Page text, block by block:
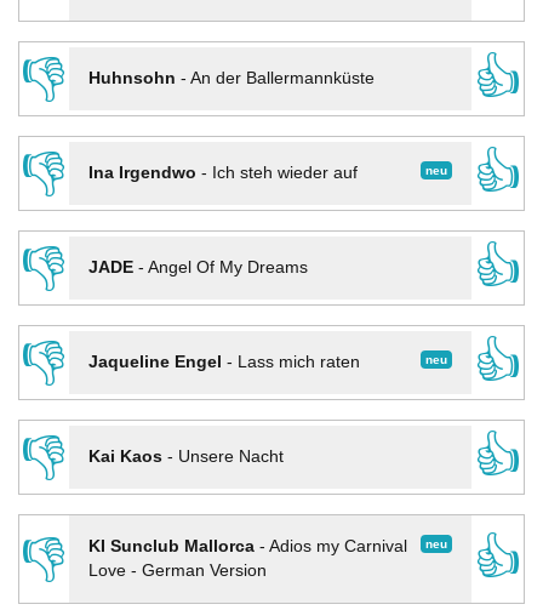
👎
Huhnsohn - An der Ballermannküste
👍
👎
neu
Ina Irgendwo - Ich steh wieder auf
👍
👎
JADE- Angel Of My Dreams
👍
👎
neu
Jaqueline Engel - Lass mich raten
👍
👎
Kai Kaos- Unsere Nacht
👍
👎
neu
KI Sunclub Mallorca- Adios my Carnival
Love - German Version
👍